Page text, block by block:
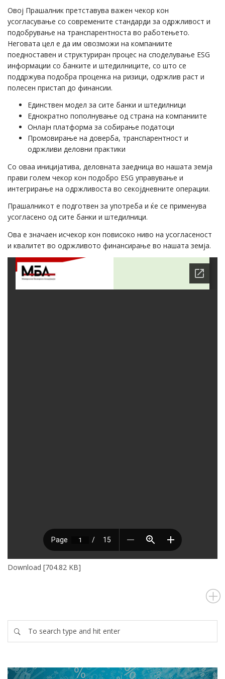
Овој Прашалник претставува важен чекор кон
усогласување со современите стандарди за одржливост и
подобрување на транспарентноста во работењето.
Неговата цел е да им овозможи на компаниите
поедноставен и структуриран процес на споделување ESG
информации со банките и штедилниците, со што се
поддржува подобра проценка на ризици, одржлив раст и
полесен пристап до финансии.
Единствен модел за сите банки и штедилници
Еднократно пополнување од страна на компаниите
Онлајн платформа за собирање податоци
Промовирање на доверба, транспарентност и
одржливи деловни практики
Со оваа иницијатива, деловната заедница во нашата земја
прави голем чекор кон подобро ESG управување и
интегрирање на одржливоста во секојдневните операции.
Прашалникот е подготвен за употреба и ќе се применува
усогласено од сите банки и штедилници.
Ова е значаен исчекор кон повисоко ниво на усогласеност
и квалитет во одржливото финансирање во нашата земја.
Download [704.82 KB]